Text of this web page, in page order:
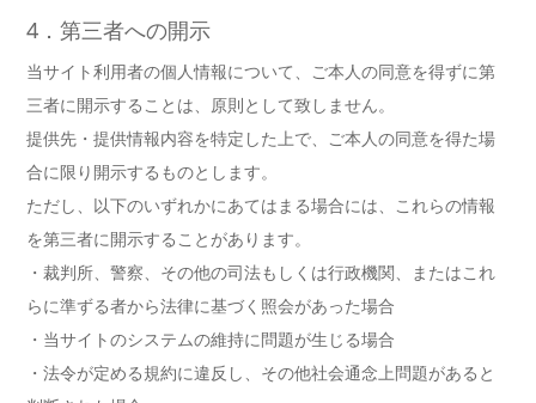
4．第三者への開示
当サイト利用者の個人情報について、ご本人の同意を得ずに第
三者に開示することは、原則として致しません。
提供先・提供情報内容を特定した上で、ご本人の同意を得た場
合に限り開示するものとします。
ただし、以下のいずれかにあてはまる場合には、これらの情報
を第三者に開示することがあります。
・裁判所、警察、その他の司法もしくは行政機関、またはこれ
らに準ずる者から法律に基づく照会があった場合
・当サイトのシステムの維持に問題が生じる場合
・法令が定める規約に違反し、その他社会通念上問題があると